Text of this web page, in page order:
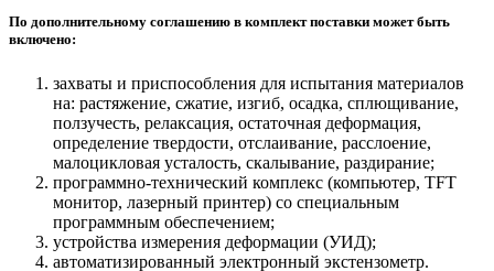
По дополнительному соглашению в комплект поставки может быть
включено:
захваты и приспособления для испытания материалов
на: растяжение, сжатие, изгиб, осадка, сплющивание,
ползучесть, релаксация, остаточная деформация,
определение твердости, отслаивание, расслоение,
малоцикловая усталость, скалывание, раздирание;
программно-технический комплекс (компьютер, TFT
монитор, лазерный принтер) со специальным
программным обеспечением;
устройства измерения деформации (УИД);
автоматизированный электронный экстензометр.